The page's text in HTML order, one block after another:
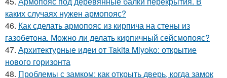
каких случаях нужен армопояс?
46. Как сделать армопояс из кирпича на стены из
газобетона. Можно ли делать кирпичный сейсмопояс?
47. Архитектурные идеи от Takita Miyoko: открытие
нового горизонта
48. Проблемы с замком: как открыть дверь, когда замок